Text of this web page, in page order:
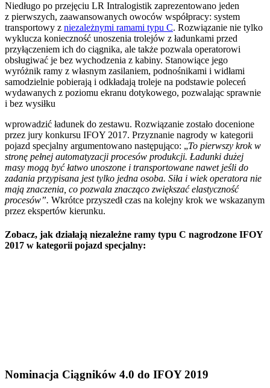
Niedługo po przejęciu LR Intralogistik zaprezentowano jeden
z pierwszych, zaawansowanych owoców współpracy: system
transportowy z niezależnymi ramami typu C. Rozwiązanie nie tylko
wyklucza konieczność unoszenia trolejów z ładunkami przed
przyłączeniem ich do ciągnika, ale także pozwala operatorowi
obsługiwać je bez wychodzenia z kabiny. Stanowiące jego
wyróżnik ramy z własnym zasilaniem, podnośnikami i widłami
samodzielnie pobierają i odkładają troleje na podstawie poleceń
wydawanych z poziomu ekranu dotykowego, pozwalając sprawnie
i bez wysiłku
wprowadzić ładunek do zestawu. Rozwiązanie zostało docenione
przez jury konkursu IFOY 2017. Przyznanie nagrody w kategorii
pojazd specjalny argumentowano następująco: „To pierwszy krok w
stronę pełnej automatyzacji procesów produkcji. Ładunki dużej
masy mogą być łatwo unoszone i transportowane nawet jeśli do
zadania przypisana jest tylko jedna osoba. Siła i wiek operatora nie
mają znaczenia, co pozwala znacząco zwiększać elastyczność
procesów”. Wkrótce przyszedł czas na kolejny krok we wskazanym
przez ekspertów kierunku.
Zobacz, jak działają niezależne ramy typu C nagrodzone IFOY
2017 w kategorii pojazd specjalny:
Nominacja Ciągników 4.0 do IFOY 2019